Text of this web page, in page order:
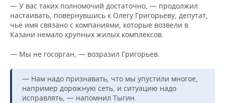
— У вас таких полномочий достаточно, — продолжил
настаивать, повернувшись к Олегу Григорьеву, депутат,
чье имя связано с компаниями, которые возвели в
Казани немало крупных жилых комплексов.
— Мы не госорган, — возразил Григорьев.
— Нам надо признавать, что мы упустили многое,
например дорожную сеть, и ситуацию надо
исправлять, — напомнил Тыгин.